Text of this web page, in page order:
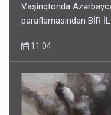
Vaşinqtonda
paraflamasından BİR
11:04